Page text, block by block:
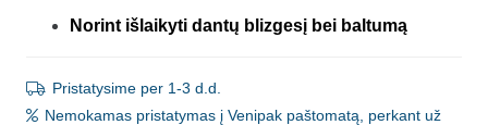
Norint išlaikyti dantų blizgesį bei baltumą
Pristatysime per 1-3 d.d.
Nemokamas pristatymas į Venipak paštomatą, perkant už